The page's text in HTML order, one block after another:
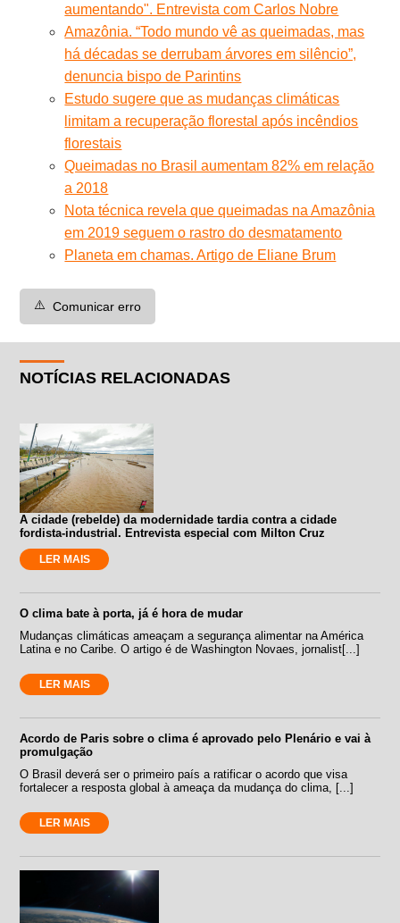
aumentando". Entrevista com Carlos Nobre
Amazônia. “Todo mundo vê as queimadas, mas
há décadas se derrubam árvores em silêncio”,
denuncia bispo de Parintins
Estudo sugere que as mudanças climáticas
limitam a recuperação florestal após incêndios
florestais
Queimadas no Brasil aumentam 82% em relação
a 2018
Nota técnica revela que queimadas na Amazônia
em 2019 seguem o rastro do desmatamento
Planeta em chamas. Artigo de Eliane Brum
⚠️ Comunicar erro
NOTÍCIAS RELACIONADAS
A cidade (rebelde) da modernidade tardia contra a cidade
fordista-industrial. Entrevista especial com Milton Cruz
LER MAIS
O clima bate à porta, já é hora de mudar
Mudanças climáticas ameaçam a segurança alimentar na América
Latina e no Caribe. O artigo é de Washington Novaes, jornalist[...]
LER MAIS
Acordo de Paris sobre o clima é aprovado pelo Plenário e vai à
promulgação
O Brasil deverá ser o primeiro país a ratificar o acordo que visa
fortalecer a resposta global à ameaça da mudança do clima, [...]
LER MAIS